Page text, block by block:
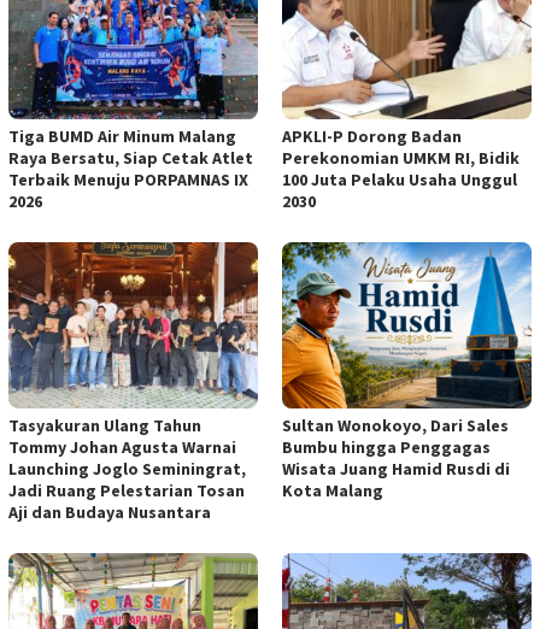
Tiga BUMD Air Minum Malang
Raya Bersatu, Siap Cetak Atlet
Terbaik Menuju PORPAMNAS IX
2026
APKLI-P Dorong Badan
Perekonomian UMKM RI, Bidik
100 Juta Pelaku Usaha Unggul
2030
Tasyakuran Ulang Tahun
Tommy Johan Agusta Warnai
Launching Joglo Seminingrat,
Jadi Ruang Pelestarian Tosan
Aji dan Budaya Nusantara
Sultan Wonokoyo, Dari Sales
Bumbu hingga Penggagas
Wisata Juang Hamid Rusdi di
Kota Malang